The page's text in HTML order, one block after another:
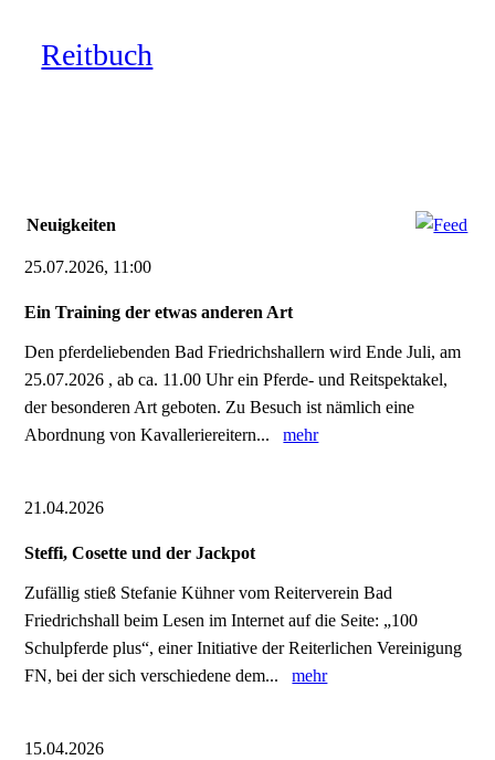
Reitbuch
Neuigkeiten
25.07.2026, 11:00
Ein Training der etwas anderen Art
Den pferdeliebenden Bad Friedrichshallern wird Ende Juli, am
25.07.2026 , ab ca. 11.00 Uhr ein Pferde- und Reitspektakel,
der besonderen Art geboten. Zu Besuch ist nämlich eine
Abordnung von Kavalleriereitern...mehr
21.04.2026
Steffi, Cosette und der Jackpot
Zufällig stieß Stefanie Kühner vom Reiterverein Bad
Friedrichshall beim Lesen im Internet auf die Seite: „100
Schulpferde plus“, einer Initiative der Reiterlichen Vereinigung
FN, bei der sich verschiedene dem...mehr
15.04.2026